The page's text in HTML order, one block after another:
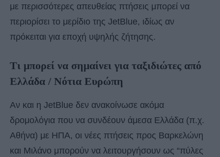
με περισσότερες απευθείας πτήσεις μπορεί να
περιορίσει το μερίδιο της JetBlue, ιδίως αν
πρόκειται για εποχή υψηλής ζήτησης.
Τι μπορεί να σημαίνει για ταξιδιώτες από
Ελλάδα / Νότια Ευρώπη
Αν και η JetBlue δεν ανακοίνωσε ακόμα
δρομολόγια που να συνδέουν άμεσα Ελλάδα (π.χ.
Αθήνα) με ΗΠΑ, οι νέες πτήσεις προς Βαρκελώνη
και Μιλάνο μπορούν να λειτουργήσουν ως “πύλες